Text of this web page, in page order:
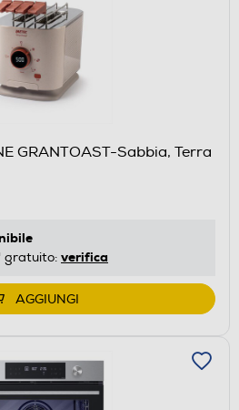
GRANTOAST-Sabbia, Terra
gratuito: verifica
AGGIUNGI